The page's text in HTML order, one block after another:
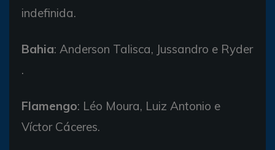
indefinida.
Bahia: Anderson Talisca, Jussandro e Ryder
.
Flamengo: Léo Moura, Luiz Antonio e
Víctor Cáceres.